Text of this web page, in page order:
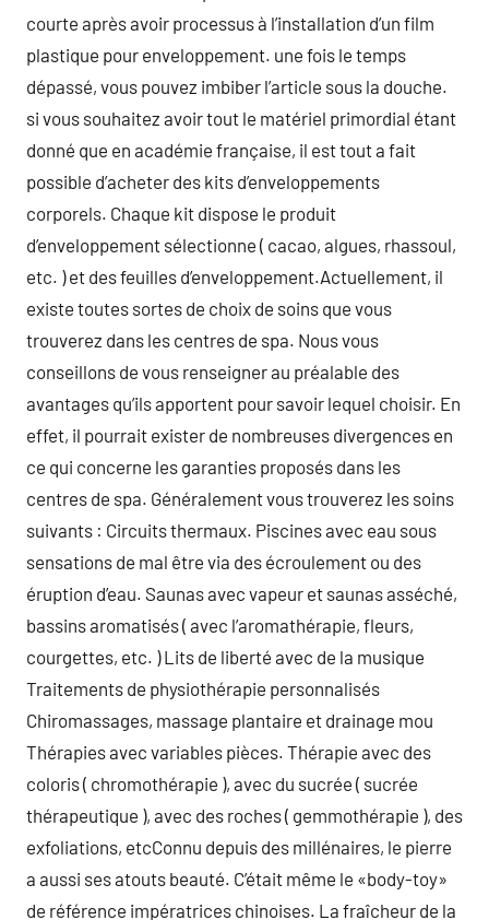
courte après avoir processus à l’installation d’un film
plastique pour enveloppement. une fois le temps
dépassé, vous pouvez imbiber l’article sous la douche.
si vous souhaitez avoir tout le matériel primordial étant
donné que en académie française, il est tout a fait
possible d’acheter des kits d’enveloppements
corporels. Chaque kit dispose le produit
d’enveloppement sélectionne ( cacao, algues, rhassoul,
etc. ) et des feuilles d’enveloppement.Actuellement, il
existe toutes sortes de choix de soins que vous
trouverez dans les centres de spa. Nous vous
conseillons de vous renseigner au préalable des
avantages qu’ils apportent pour savoir lequel choisir. En
effet, il pourrait exister de nombreuses divergences en
ce qui concerne les garanties proposés dans les
centres de spa. Généralement vous trouverez les soins
suivants : Circuits thermaux. Piscines avec eau sous
sensations de mal être via des écroulement ou des
éruption d’eau. Saunas avec vapeur et saunas asséché,
bassins aromatisés ( avec l’aromathérapie, fleurs,
courgettes, etc. ) Lits de liberté avec de la musique
Traitements de physiothérapie personnalisés
Chiromassages, massage plantaire et drainage mou
Thérapies avec variables pièces. Thérapie avec des
coloris ( chromothérapie ), avec du sucrée ( sucrée
thérapeutique ), avec des roches ( gemmothérapie ), des
exfoliations, etcConnu depuis des millénaires, le pierre
a aussi ses atouts beauté. C’était même le «body-toy»
de référence impératrices chinoises. La fraîcheur de la